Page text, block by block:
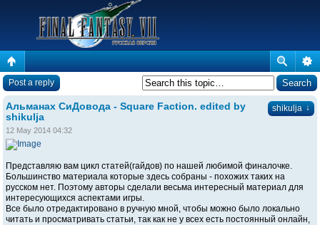
Post a reply
shikulja ↓
Альманах СиДовода - Square Faction. edited by
shikulja
12 May 2014 04:32
Представляю вам цикл статей(гайдов) по нашей любимой финалочке.
Большинство материала которые здесь собраны - похожих таких на
русском нет. Поэтому авторы сделали весьма интересный материал для
интересующихся аспектами игры.
Все было отредактировано в ручную мной, чтобы можно было локально
читать и просматривать статьи, так как не у всех есть постоянный онлайн,